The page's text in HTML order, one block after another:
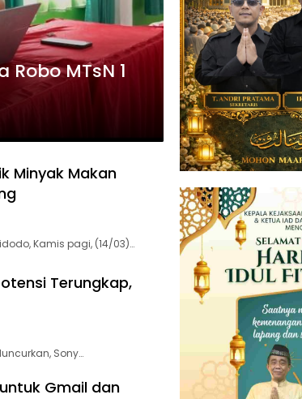
MTsN 1
Minyak Makan
Kamis pagi, (14/03)…
Terungkap,
Sony…
Gmail dan